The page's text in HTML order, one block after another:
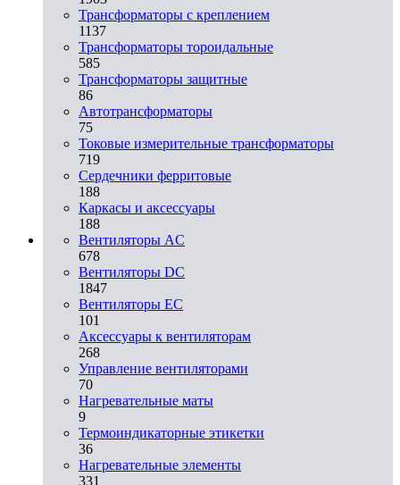
Трансформаторы с креплением
1137
Трансформаторы тороидальные
585
Трансформаторы защитные
86
Автотрансформаторы
75
Токовые измерительные трансформаторы
719
Сердечники ферритовые
188
Каркасы и аксессуары
188
Вентиляторы AC
678
Вентиляторы DC
1847
Вентиляторы EC
101
Аксессуары к вентиляторам
268
Управление вентиляторами
70
Нагревательные маты
9
Термоиндикаторные этикетки
36
Нагревательные элементы
331